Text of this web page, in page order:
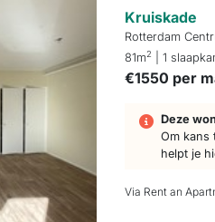
Kruiskade
Rotterdam
81m2 | 1
€1550 per
Deze
Om kans
helpt je
Via Rent an